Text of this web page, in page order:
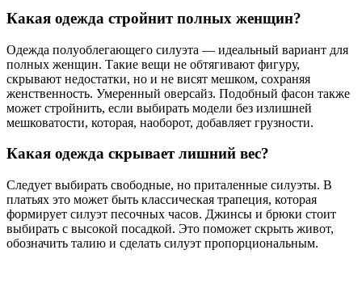
Какая одежда стройнит полных женщин?
Одежда полуоблегающего силуэта — идеальный вариант для
полных женщин. Такие вещи не обтягивают фигуру,
скрывают недостатки, но и не висят мешком, сохраняя
женственность. Умеренный оверсайз. Подобный фасон также
может стройнить, если выбирать модели без излишней
мешковатости, которая, наоборот, добавляет грузности.
Какая одежда скрывает лишний вес?
Следует выбирать свободные, но приталенные силуэты. В
платьях это может быть классическая трапеция, которая
формирует силуэт песочных часов. Джинсы и брюки стоит
выбирать с высокой посадкой. Это поможет скрыть живот,
обозначить талию и сделать силуэт пропорциональным.